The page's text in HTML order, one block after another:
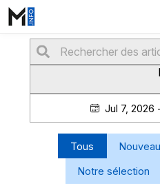
Jul 7, 2026
Tous Nouveau
Notre sélection